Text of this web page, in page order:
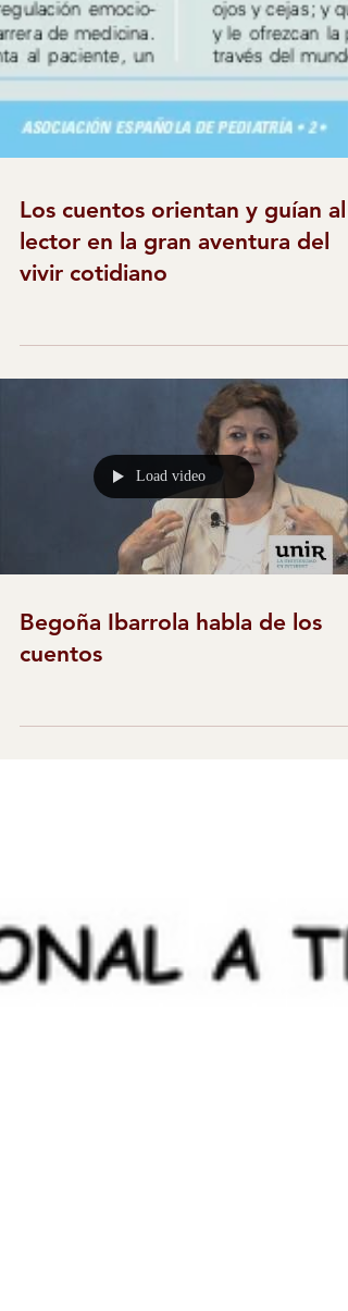
Los cuentos orientan y guían al
lector en la gran aventura del
Load video
Begoña Ibarrola habla de los